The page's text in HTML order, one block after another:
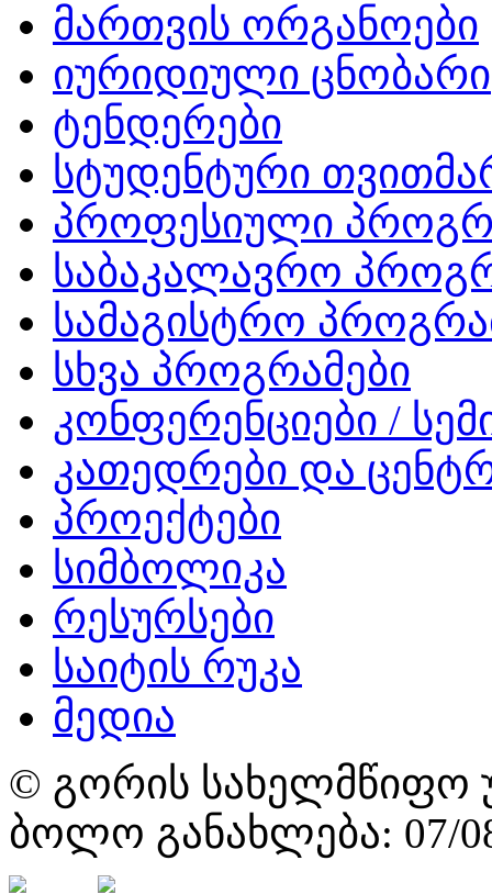
მართვის ორგანოები
იურიდიული ცნობარი
ტენდერები
სტუდენტური
პროფესიული
საბაკალავრო
სამაგისტრო
სხვა პროგრამები
კონფერენციები /
კათედრები და
პროექტები
სიმბოლიკა
რესურსები
საიტის რუკა
მედია
© გორის სახელმწიფო
ბოლო განახლება: 07/